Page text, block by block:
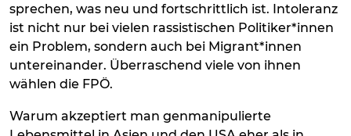
sprechen, was neu und fortschrittlich ist. Intoleranz
ist nicht nur bei vielen rassistischen Politiker*innen
ein Problem, sondern auch bei Migrant*innen
untereinander. Überraschend viele von ihnen
wählen die FPÖ.
Warum akzeptiert man genmanipulierte